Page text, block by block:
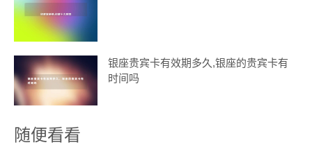
银座贵宾卡有效期多久,银座的贵宾卡有
时间吗
随便看看